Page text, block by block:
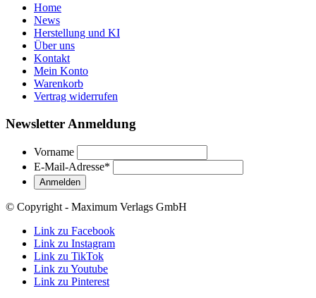
Home
News
Herstellung und KI
Über uns
Kontakt
Mein Konto
Warenkorb
Vertrag widerrufen
Newsletter Anmeldung
Vorname
E-Mail-Adresse*
© Copyright - Maximum Verlags GmbH
Link zu Facebook
Link zu Instagram
Link zu TikTok
Link zu Youtube
Link zu Pinterest